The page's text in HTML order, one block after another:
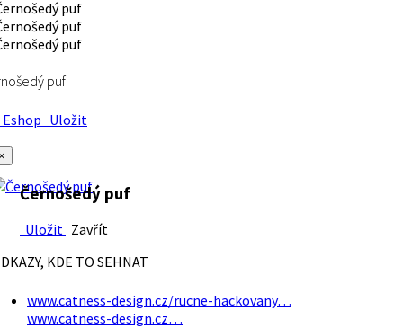
puf
Uložit
Černošedý puf
Uložit Zavřít
KDE TO SEHNAT
www.catness-design.cz/rucne-hackovany…
www.catness-design.cz…